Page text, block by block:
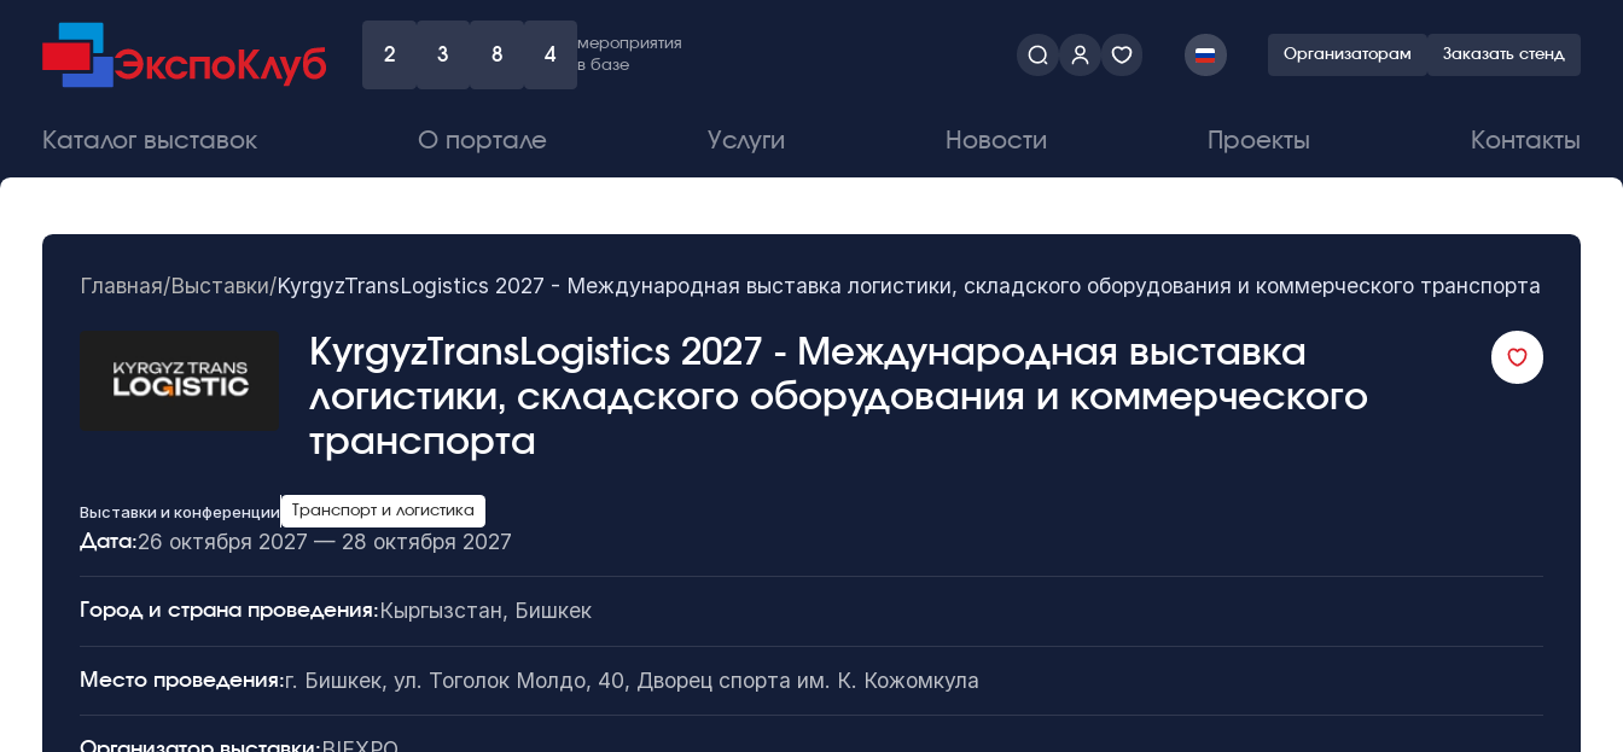
2 3 8 4
мероприятия
в базе
Организаторам Заказать стенд
Каталог выставок О портале Услуги Новости Проекты Контакты
Главная/Выставки/KyrgyzTransLogistics 2027 - Международная выставка логистики, складского оборудования и коммерческого транспорта
KyrgyzTransLogistics 2027 - Международная выставка
логистики, складского оборудования и коммерческого
транспорта
Выставки и конференции Транспорт и логистика
Дата:26 октября 2027 — 28 октября 2027
Город и страна проведения:Кыргызстан, Бишкек
Место проведения:г. Бишкек, ул. Тоголок Молдо, 40, Дворец спорта им. К. Кожомкула